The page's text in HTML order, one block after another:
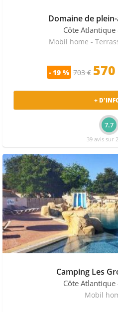
Domaine de
Côte Atlantique
Mobil home -
- 19 % 703 €
+
7.7
39 avis sur
Camping Les
Côte Atlantique
Mobil